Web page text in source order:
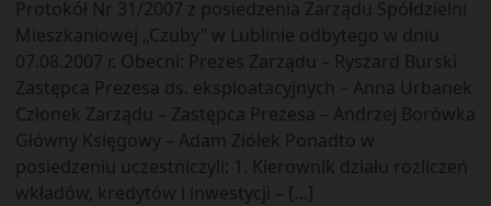
Protokół Nr 31/2007 z posiedzenia Zarządu Spółdzielni
Mieszkaniowej „Czuby” w Lublinie odbytego w dniu
07.08.2007 r. Obecni: Prezes Zarządu – Ryszard Burski
Zastępca Prezesa ds. eksploatacyjnych – Anna Urbanek
Członek Zarządu – Zastępca Prezesa – Andrzej Borówka
Główny Księgowy – Adam Ziółek Ponadto w
posiedzeniu uczestniczyli: 1. Kierownik działu rozliczeń
wkładów, kredytów i inwestycji – […]